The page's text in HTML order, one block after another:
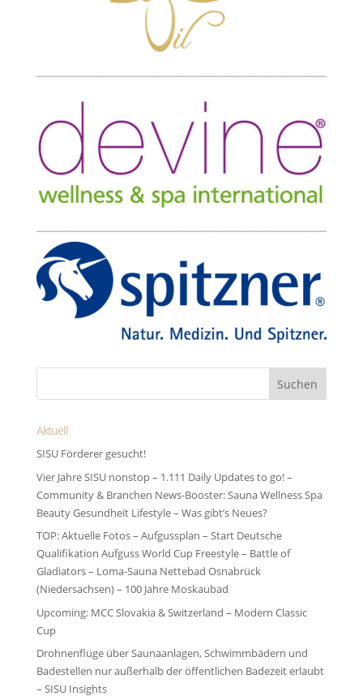
Aktuell
SISU Förderer gesucht!
Vier Jahre SISU nonstop – 1.111 Daily Updates to go! –
Community & Branchen News-Booster: Sauna Wellness Spa
Beauty Gesundheit Lifestyle – Was gibt’s Neues?
TOP: Aktuelle Fotos – Aufgussplan – Start Deutsche
Qualifikation Aufguss World Cup Freestyle – Battle of
Gladiators – Loma-Sauna Nettebad Osnabrück
(Niedersachsen) – 100 Jahre Moskaubad
Upcoming: MCC Slovakia & Switzerland – Modern Classic
Cup
Drohnenflüge über Saunaanlagen, Schwimmbädern und
Badestellen nur außerhalb der öffentlichen Badezeit erlaubt
– SISU Insights